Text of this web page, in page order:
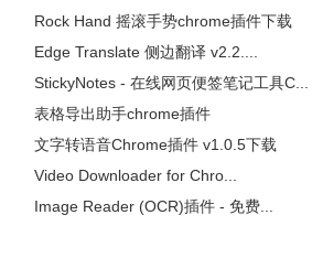
Rock Hand 摇滚手势chrome插件下载
Edge Translate 侧边翻译 v2.2....
StickyNotes - 在线网页便签笔记工具C...
表格导出助手chrome插件
文字转语音Chrome插件 v1.0.5下载
Video Downloader for Chro...
Image Reader (OCR)插件 - 免费...